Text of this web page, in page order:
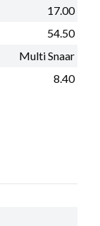
17.00
54.50
Multi Snaar
8.40